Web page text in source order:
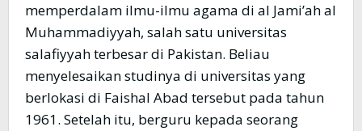
memperdalam ilmu-ilmu agama di al Jami’ah al
Muhammadiyyah, salah satu universitas
salafiyyah terbesar di Pakistan. Beliau
menyelesaikan studinya di universitas yang
berlokasi di Faishal Abad tersebut pada tahun
1961. Setelah itu, berguru kepada seorang